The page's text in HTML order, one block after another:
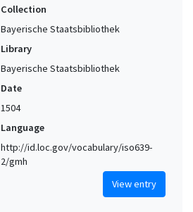
Collection
Bayerische Staatsbibliothek
Library
Bayerische Staatsbibliothek
Date
1504
Language
http://id.loc.gov/vocabulary/iso639-
2/gmh
View entry